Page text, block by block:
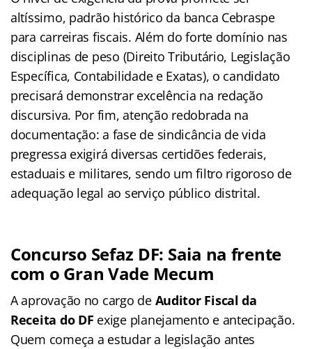
altíssimo, padrão histórico da banca Cebraspe
para carreiras fiscais. Além do forte domínio nas
disciplinas de peso (Direito Tributário, Legislação
Específica, Contabilidade e Exatas), o candidato
precisará demonstrar excelência na redação
discursiva. Por fim, atenção redobrada na
documentação: a fase de sindicância de vida
pregressa exigirá diversas certidões federais,
estaduais e militares, sendo um filtro rigoroso de
adequação legal ao serviço público distrital.
Concurso Sefaz DF: Saia na frente
com o Gran Vade Mecum
A aprovação no cargo de Auditor Fiscal da
Receita do DF exige planejamento e antecipação.
Quem começa a estudar a legislação antes